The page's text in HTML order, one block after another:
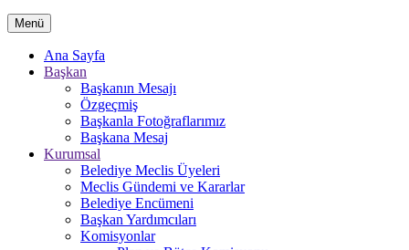
Menü
Ana Sayfa
Başkan
Başkanın Mesajı
Özgeçmiş
Başkanla Fotoğraflarımız
Başkana Mesaj
Kurumsal
Belediye Meclis Üyeleri
Meclis Gündemi ve Kararlar
Belediye Encümeni
Başkan Yardımcıları
Komisyonlar